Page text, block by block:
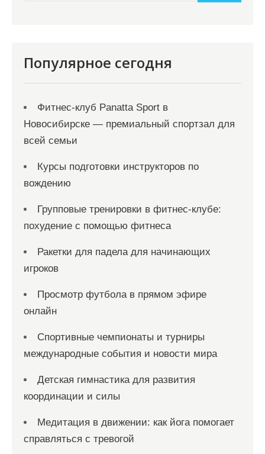
Популярное сегодня
Фитнес-клуб Panatta Sport в
Новосибирске — премиальный спортзал для
всей семьи
Курсы подготовки инструкторов по
вождению
Групповые тренировки в фитнес-клубе:
похудение с помощью фитнеса
Ракетки для падела для начинающих
игроков
Просмотр футбола в прямом эфире
онлайн
Спортивные чемпионаты и турниры
международные события и новости мира
Детская гимнастика для развития
координации и силы
Медитация в движении: как йога помогает
справляться с тревогой